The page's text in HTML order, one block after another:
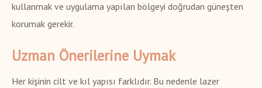
kullanmak ve uygulama yapılan bölgeyi doğrudan güneşten
korumak gerekir.
Uzman Önerilerine Uymak
Her kişinin cilt ve kıl yapısı farklıdır. Bu nedenle lazer